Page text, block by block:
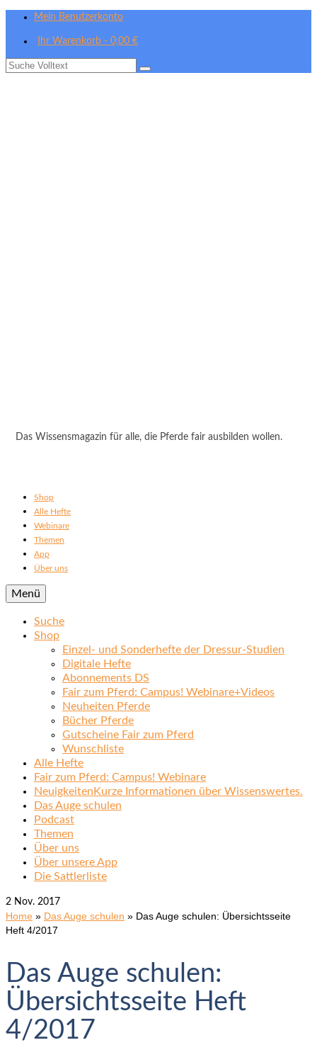
Mein Benutzerkonto
Ihr Warenkorb - 0,00 €
Suche
Das Wissensmagazin für alle, die Pferde fair ausbilden wollen.
Shop
Alle Hefte
Webinare
Themen
App
Über uns
Menü
Suche
Shop
Einzel- und Sonderhefte der Dressur-Studien
Digitale Hefte
Abonnements DS
Fair zum Pferd: Campus! Webinare+Videos
Neuheiten Pferde
Bücher Pferde
Gutscheine Fair zum Pferd
Wunschliste
Alle Hefte
Fair zum Pferd: Campus! Webinare
Neuigkeiten Kurze Informationen über Wissenswertes.
Das Auge schulen
Podcast
Themen
Über uns
Über unsere App
Die Sattlerliste
2 Nov. 2017
Home » Das Auge schulen » Das Auge schulen: Übersichtsseite
Heft 4/2017
Das Auge schulen:
Übersichtsseite Heft
4/2017